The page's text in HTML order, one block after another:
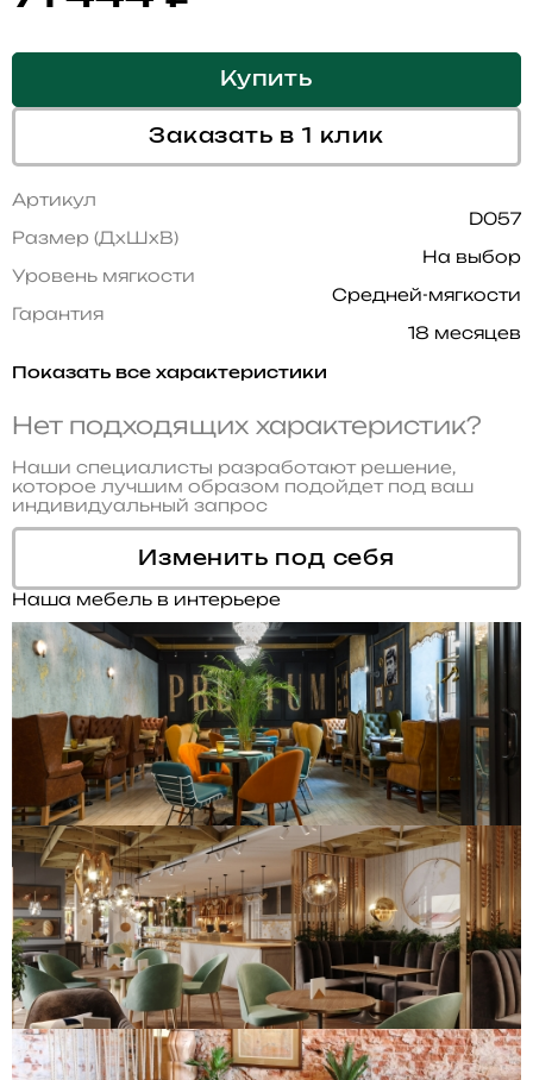
Купить
Заказать в 1 клик
Артикул
D057
Размер (ДхШхВ)
На выбор
Уровень мягкости
Средней-мягкости
Гарантия
18 месяцев
Показать все характеристики
Нет подходящих характеристик?
Наши специалисты разработают решение,
которое лучшим образом подойдет под ваш
индивидуальный запрос
Изменить под себя
Наша мебель в интерьере